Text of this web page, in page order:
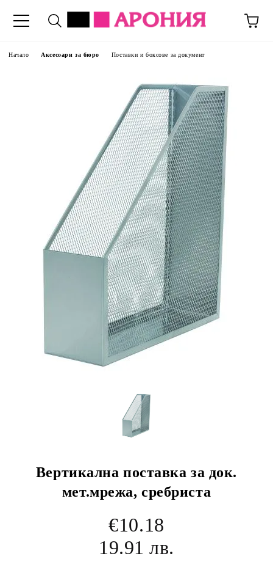
Начало Аксесоари за бюро Поставки и боксове за документ
Вертикална поставка за док.
мет.мрежа, сребриста
€10.18
19.91 лв.